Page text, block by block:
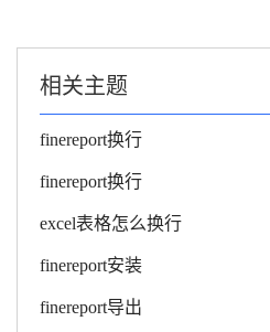
相关主题
finereport换行
finereport换行
excel表格怎么换行
finereport安装
finereport导出